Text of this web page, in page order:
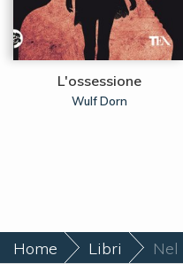
L'ossessione
Wulf Dorn
Home Libri Nel